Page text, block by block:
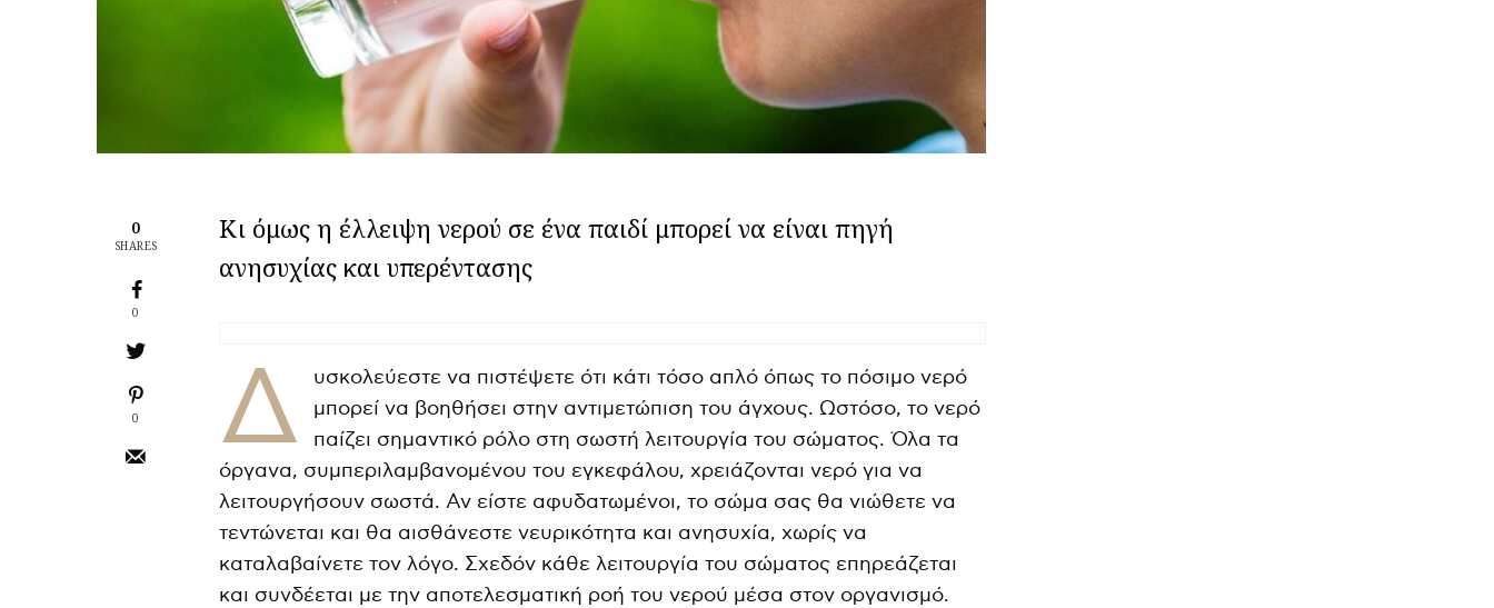
0
SHARES
0
0
Κι όμως η έλλειψη νερού σε ένα παιδί μπορεί να είναι πηγή
ανησυχίας και υπερέντασης
Δ
υσκολεύεστε να πιστέψετε ότι κάτι τόσο απλό όπως το πόσιμο νερό
μπορεί να βοηθήσει στην αντιμετώπιση του άγχους. Ωστόσο, το νερό
παίζει σημαντικό ρόλο στη σωστή λειτουργία του σώματος. Όλα τα
όργανα, συμπεριλαμβανομένου του εγκεφάλου, χρειάζονται νερό για να
λειτουργήσουν σωστά. Αν είστε αφυδατωμένοι, το σώμα σας θα νιώθετε να
τεντώνεται και θα αισθάνεστε νευρικότητα και ανησυχία, χωρίς να
καταλαβαίνετε τον λόγο. Σχεδόν κάθε λειτουργία του σώματος επηρεάζεται
και συνδέεται με την αποτελεσματική ροή του νερού μέσα στον οργανισμό.